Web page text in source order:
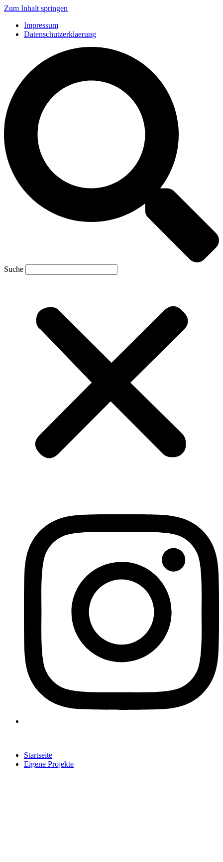
Zum Inhalt springen
Impressum
Datenschutzerklaerung
Suche
Startseite
Eigene Projekte